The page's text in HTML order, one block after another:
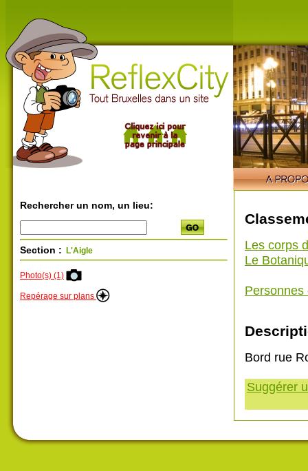
Rechercher un nom, un lieu:
Section : L'Aigle
Photo(s) (1)
Repérage sur plans
Les corps
Le
Personnes
Bord rue
Suggérer